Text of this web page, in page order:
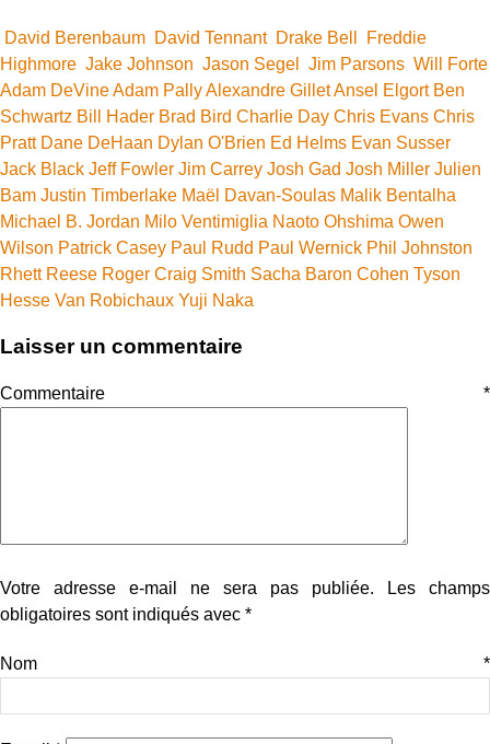
David Berenbaum David Tennant Drake Bell
Freddie
Highmore Jake Johnson Jason Segel Jim Parsons Will Forte
Adam DeVineAdam PallyAlexandre GilletAnsel Elgort Ben
Schwartz Bill Hader Brad Bird Charlie Day Chris Evans Chris
Pratt Dane DeHaan Dylan O'Brien Ed Helms Evan Susser
Jack Black Jeff Fowler Jim Carrey Josh Gad Josh Miller Julien
Bam Justin Timberlake Maël Davan-Soulas Malik Bentalha
Michael B. Jordan Milo Ventimiglia Naoto Ohshima Owen
Wilson Patrick Casey Paul Rudd Paul Wernick Phil Johnston
Rhett Reese Roger Craig Smith Sacha Baron Cohen Tyson
Hesse Van Robichaux Yuji Naka
Laisser un commentaire
Commentaire *
Votre adresse e-mail ne sera pas publiée.
Les champs
obligatoires sont indiqués avec *
Nom *